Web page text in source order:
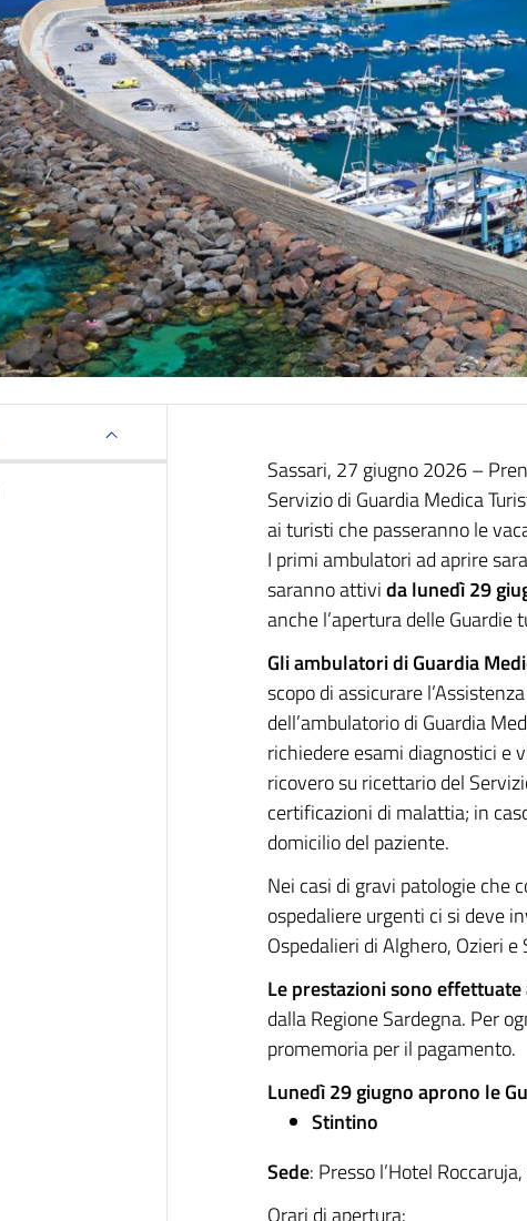
Sassari, 27 giugno 2026 –
Servizio di Guardia Medica
ai turisti che passeranno le
I primi ambulatori ad aprire
saranno attivida lunedì 29
anche l’apertura delle Guardie
Gli ambulatori di Guardia
scopo di assicurare
dell’ambulatorio di Guardia
richiedere esami diagnostici e
ricovero su ricettario del
certificazioni di malattia; in
domicilio del paziente.
Nei casi di gravi patologie che
ospedaliere urgenti ci si deve
Ospedalieri di Alghero, Ozieri e
Le prestazioni sono effettuate
dalla Regione Sardegna. Per
promemoria per il pagamento.
Lunedì 29 giugno aprono le
Stintino
Sede: Presso l’Hotel
Orari di apertura: